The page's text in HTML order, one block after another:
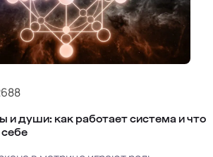
и души: как работает система и что